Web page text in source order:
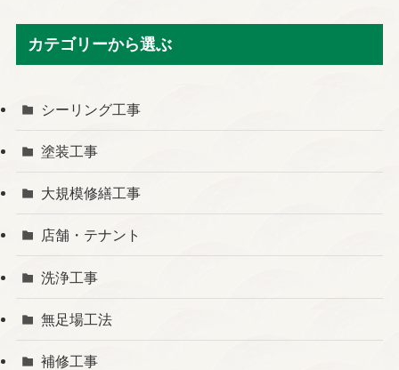
カテゴリーから選ぶ
シーリング工事
塗装工事
大規模修繕工事
店舗・テナント
洗浄工事
無足場工法
補修工事